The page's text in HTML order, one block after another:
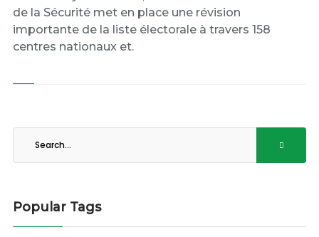
de la Sécurité met en place une révision
importante de la liste électorale à travers 158
centres nationaux et.
Popular Tags